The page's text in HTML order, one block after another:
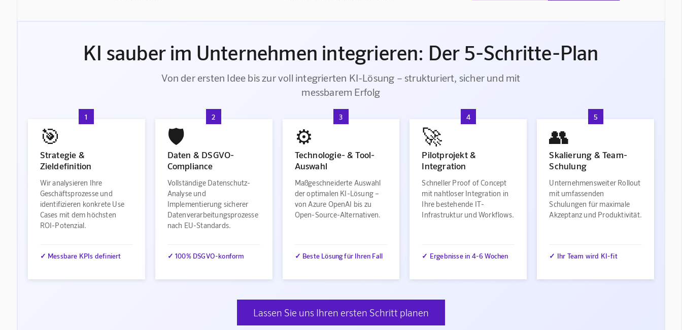
KI sauber im Unternehmen integrieren: Der 5-Schritte-Plan
Von der ersten Idee bis zur voll integrierten KI-Lösung – strukturiert, sicher und mit
messbarem Erfolg
1
🎯
Strategie &
Zieldefinition
Wir analysieren Ihre
Geschäftsprozesse und
identifizieren konkrete Use
Cases mit dem höchsten
ROI-Potenzial.
✓ Messbare KPIs definiert
2
🛡️
Daten & DSGVO-
Compliance
Vollständige Datenschutz-
Analyse und
Implementierung sicherer
Datenverarbeitungsprozesse
nach EU-Standards.
✓ 100% DSGVO-konform
3
⚙️
Technologie- & Tool-
Auswahl
Maßgeschneiderte Auswahl
der optimalen KI-Lösung –
von Azure OpenAI bis zu
Open-Source-Alternativen.
✓ Beste Lösung für Ihren Fall
4
🚀
Pilotprojekt &
Integration
Schneller Proof of Concept
mit nahtloser Integration in
Ihre bestehende IT-
Infrastruktur und Workflows.
✓ Ergebnisse in 4-6 Wochen
5
👥
Skalierung & Team-
Schulung
Unternehmensweiter Rollout
mit umfassenden
Schulungen für maximale
Akzeptanz und Produktivität.
✓ Ihr Team wird KI-fit
Lassen Sie uns Ihren ersten Schritt planen